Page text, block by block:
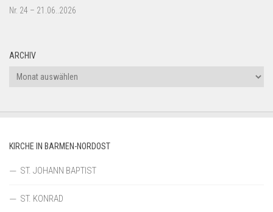
Nr. 24 – 21.06..2026
ARCHIV
Archiv
KIRCHE IN BARMEN-NORDOST
ST. JOHANN BAPTIST
ST. KONRAD